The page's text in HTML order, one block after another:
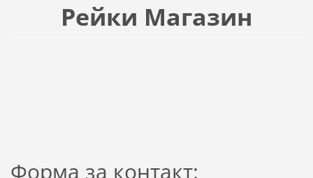
Рейки Магазин
Форма за контакт: